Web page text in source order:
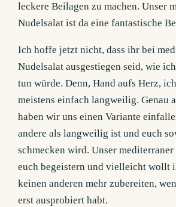
leckere Beilagen zu machen. Unser
Nudelsalat ist da eine fantastische
Ich hoffe jetzt nicht, dass ihr bei
Nudelsalat ausgestiegen seid, wie
tun würde. Denn, Hand aufs Herz,
meistens einfach langweilig. Genau
haben wir uns einen Variante
andere als langweilig ist und euch
schmecken wird. Unser
euch begeistern und vielleicht wollt
keinen anderen mehr zubereiten,
erst ausprobiert habt.